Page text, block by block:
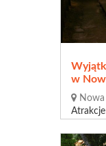
w
Nowa
Atrakcje